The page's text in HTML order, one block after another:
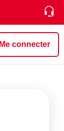
Me connecter